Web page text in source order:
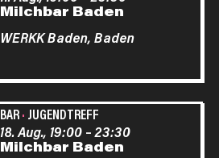
Milchbar Baden
WERKK Baden, Baden
BAR· JUGENDTREFF
Milchbar Baden
18. Aug., 19:00–23:30